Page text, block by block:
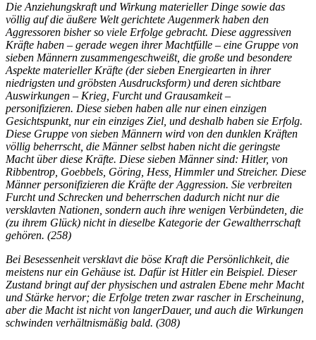
Die Anziehungskraft und Wirkung materieller Dinge sowie das
völlig auf die äußere Welt gerichtete Augenmerk haben den
Aggressoren bisher so viele Erfolge gebracht. Diese aggressiven
Kräfte haben – gerade wegen ihrer Machtfülle – eine Gruppe von
sieben Männern zusammengeschweißt, die große und besondere
Aspekte materieller Kräfte (der sieben Energiearten in ihrer
niedrigsten und gröbsten Ausdrucksform) und deren sichtbare
Auswirkungen – Krieg, Furcht und Grausamkeit –
personifizieren. Diese sieben haben alle nur einen einzigen
Gesichtspunkt, nur ein einziges Ziel, und deshalb haben sie Erfolg.
Diese Gruppe von sieben Männern wird von den dunklen Kräften
völlig beherrscht, die Männer selbst haben nicht die geringste
Macht über diese Kräfte. Diese sieben Männer sind: Hitler, von
Ribbentrop, Goebbels, Göring, Hess, Himmler und Streicher. Diese
Männer personifizieren die Kräfte der Aggression. Sie verbreiten
Furcht und Schrecken und beherrschen dadurch nicht nur die
versklavten Nationen, sondern auch ihre wenigen Verbündeten, die
(zu ihrem Glück) nicht in dieselbe Kategorie der Gewaltherrschaft
gehören. (258)
Bei Besessenheit versklavt die böse Kraft die Persönlichkeit, die
meistens nur ein Gehäuse ist. Dafür ist Hitler ein Beispiel. Dieser
Zustand bringt auf der physischen und astralen Ebene mehr Macht
und Stärke hervor; die Erfolge treten zwar rascher in Erscheinung,
aber die Macht ist nicht von langerDauer, und auch die Wirkungen
schwinden verhältnismäßig bald. (308)